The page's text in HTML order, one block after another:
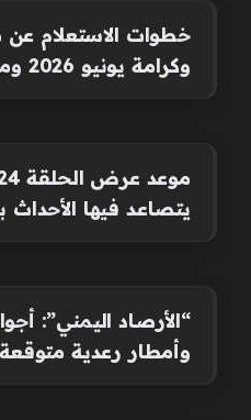
خطوات الاستعلام
وكرامة يونيو 2026 وموعد الصرف
يتصاعد فيها
“الأرصاد اليمني”:
وأمطار رعدية